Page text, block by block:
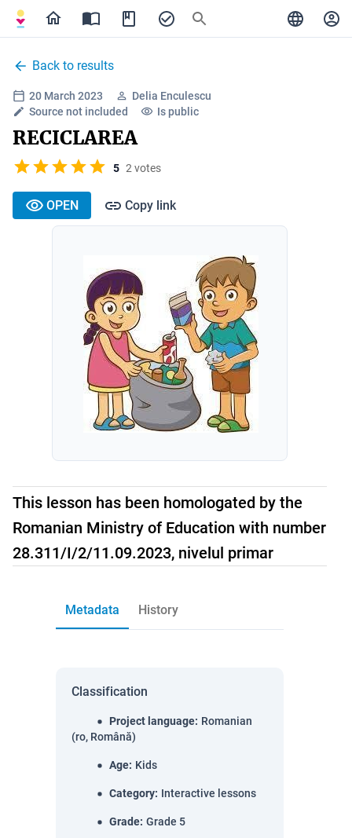
Back to results
20 March 2023
Delia Enculescu
Source not included
Is public
RECICLAREA
5 2 votes
OPEN Copy link
This lesson has been homologated by the
Romanian Ministry of Education with number
28.311/I/2/11.09.2023, nivelul primar
Metadata History
Classification
Project language: Romanian
(ro, Română)
Age: Kids
Category: Interactive lessons
Grade: Grade 5